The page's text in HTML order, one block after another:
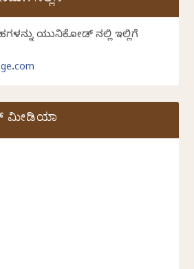
ಯುನಿಕೋಡ್ ನಲ್ಲಿ ಇಲ್ಲಿಗೆ
ಮೀಡಿಯಾ